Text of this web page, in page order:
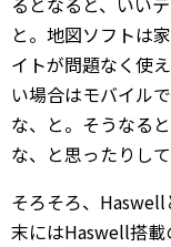
と。地図ソフトは
イトが問題なく使
い場合はモバイル
な、と。そうなる
な、と思ったりして
そろそろ、Haswell
末にはHaswell搭載